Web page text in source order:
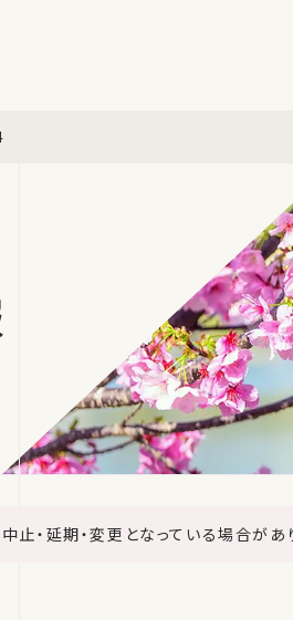
止・延期・変更となっている場合が